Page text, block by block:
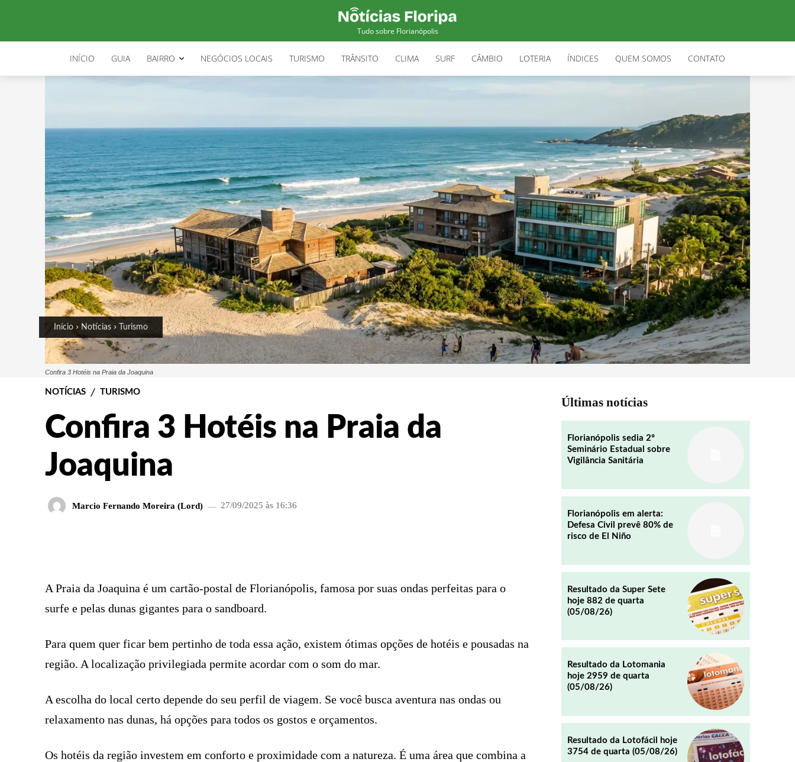
Tudo sobre Florianópolis
INÍCIO GUIA BAIRRO NEGÓCIOS LOCAIS TURISMO TRÂNSITO CLIMA SURF CÂMBIO LOTERIA ÍNDICES QUEM SOMOS CONTATO
Início Notícias Turismo
Confira 3 Hotéis na Praia da Joaquina
NOTÍCIAS TURISMO
Confira 3 Hotéis na Praia da
Joaquina
Marcio Fernando Moreira (Lord) 27/09/2025 às 16:36
A Praia da Joaquina é um cartão-postal de Florianópolis, famosa por suas ondas perfeitas para o
surfe e pelas dunas gigantes para o sandboard.
Para quem quer ficar bem pertinho de toda essa ação, existem ótimas opções de hotéis e pousadas na
região. A localização privilegiada permite acordar com o som do mar.
A escolha do local certo depende do seu perfil de viagem. Se você busca aventura nas ondas ou
relaxamento nas dunas, há opções para todos os gostos e orçamentos.
Os hotéis da região investem em conforto e proximidade com a natureza. É uma área que combina a
Últimas notícias
Florianópolis sedia 2º
Seminário Estadual sobre
Vigilância Sanitária
Florianópolis em alerta:
Defesa Civil prevê 80% de
risco de El Niño
Resultado da Super Sete
hoje 882 de quarta
(05/08/26)
Resultado da Lotomania
hoje 2959 de quarta
(05/08/26)
Resultado da Lotofácil hoje
3754 de quarta (05/08/26)